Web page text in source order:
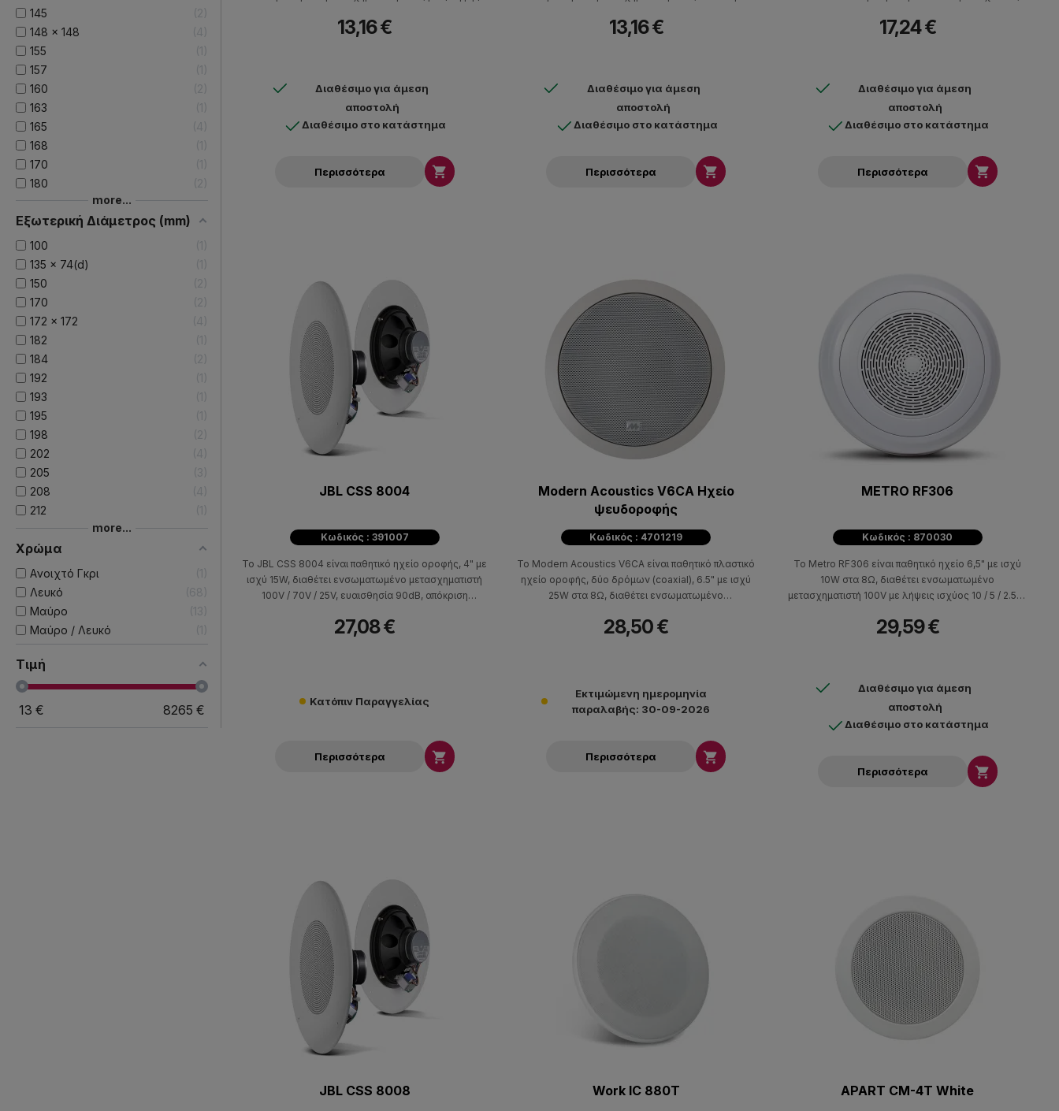
145
2
148 x 148
4
155
1
157
1
160
2
163
1
165
4
168
1
170
1
180
2
more...
Εξωτερική Διάμετρος (mm)
100
1
135 x 74(d)
1
150
2
170
2
172 x 172
4
182
1
184
2
192
1
193
1
195
1
198
2
202
4
205
3
208
4
212
1
more...
Χρώμα
Aνοιχτό Γκρι
1
Λευκό
68
Μαύρο
13
Μαύρο / Λευκό
1
Τιμή
13 € 8265 €
13kHz. Χρώμα - Λευκό. Κατάλληλο για εγκατάσταση
προσφέροντας στους συναδέλφους και τους πελάτες
σας, χώρους γεμάτους μουσική.
13,16 €
Διαθέσιμο για άμεση
αποστολή
Διαθέσιμο στο κατάστημα
Περισσότερα 
Λευκό. Κατάλληλο για εγκατάσταση σε σχολεία,
στους συναδέλφους και τους πελάτες σας, χώρους
γεμάτους μουσικής.
13,16 €
Διαθέσιμο για άμεση
αποστολή
Διαθέσιμο στο κατάστημα
Περισσότερα 
αναμονής κ.α. Αναβαθμίστε τον χώρο εργασίας σας
17,24 €
Διαθέσιμο για άμεση
αποστολή
Διαθέσιμο στο κατάστημα
Περισσότερα 
JBL CSS 8004
Κωδικός : 391007
Το JBL CSS 8004 είναι παθητικό ηχείο οροφής, 4" με
ισχύ 15W, διαθέτει ενσωματωμένο μετασχηματιστή
100V / 70V / 25V, ευαισθησία 90dB, απόκριση
94mm και διάμετρο οπής 125mm.
27,08 €
Κατόπιν Παραγγελίας
Περισσότερα 
Modern Acoustics V6CA Ηχείο
ψευδοροφής
Κωδικός : 4701219
Το Modern Acoustics V6CA είναι παθητικό πλαστικό
ηχείο οροφής, δύο δρόμων (coaxial), 6.5" με ισχύ
25W στα 8Ω, διαθέτει ενσωματωμένο
ευαισθησία 91dB, απόκριση συχνότητας 55Hz-10kHz.
28,50 €
Εκτιμώμενη ημερομηνία
παραλαβής: 30-09-2026
Περισσότερα 
METRO RF306
Κωδικός : 870030
Το Metro RF306 είναι παθητικό ηχείο 6,5" με ισχύ
10W στα 8Ω, διαθέτει ενσωματωμένο
μετασχηματιστή 100V με λήψεις ισχύος 10 / 5 / 2.5W,
15kHz. Έχει βάθος τοποθέτησης 85mm.
29,59 €
Διαθέσιμο για άμεση
αποστολή
Διαθέσιμο στο κατάστημα
Περισσότερα 
JBL CSS 8008 Work IC 880T APART CM-4Τ White